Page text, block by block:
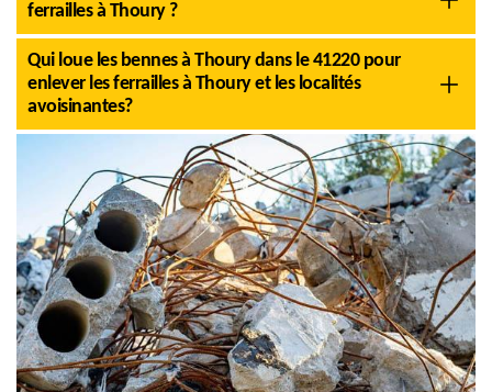
ferrailles à Thoury ?
Qui loue les bennes à Thoury dans le 41220 pour
enlever les ferrailles à Thoury et les localités
avoisinantes?